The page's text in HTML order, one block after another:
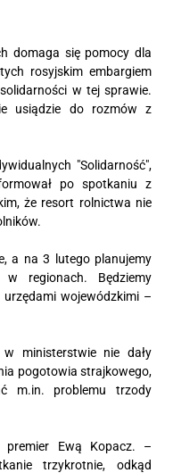
domaga się pomocy dla
rosyjskim embargiem
w tej sprawie.
usiądzie do rozmów z
"Solidarność",
po spotkaniu z
że resort rolnictwa nie
a na 3 lutego planujemy
w regionach. Będziemy
wojewódzkimi –
ministerstwie nie dały
pogotowia strajkowego,
m.in. problemu trzody
premier Ewą Kopacz. –
trzykrotnie, odkąd